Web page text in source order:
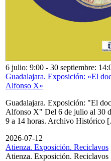
6 julio: 9:00 - 30 septiembre:
Guadalajara. Exposición: «El
Alfonso X»
Guadalajara. Exposición: "El
Alfonso X" Del 6 de julio al 30
9 a 14 horas. Archivo Histórico
2026-07-12
Atienza. Exposición. Reciclavos
Atienza. Exposición. Reciclavos